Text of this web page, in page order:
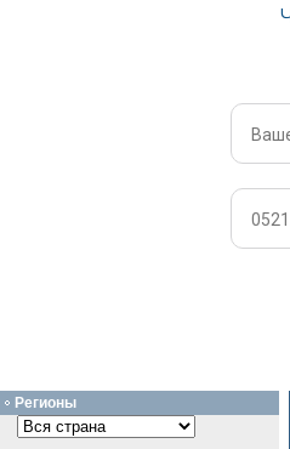
Регионы